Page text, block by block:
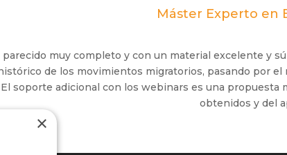
Máster Experto en
parecido muy completo y con un material excelente y
de los movimientos migratorios, pasando por
soporte adicional con los webinars es una
obtenidos y del
×